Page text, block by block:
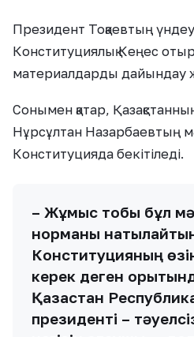
Президент Тоқаевтың
Конституциялық Кеңес
материалдарды дайындау
Сонымен қатар,
Нұрсұлтан Назарбаевтың
Конституцияда бекітіледі.
– Жұмыс тобы бұл
норманы
Конституцияның
керек деген
Қазақстан
президенті –